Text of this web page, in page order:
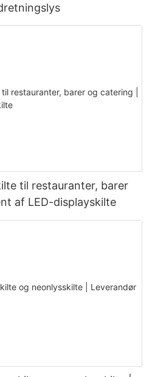
til restauranter, barer
af LED-displayskilte